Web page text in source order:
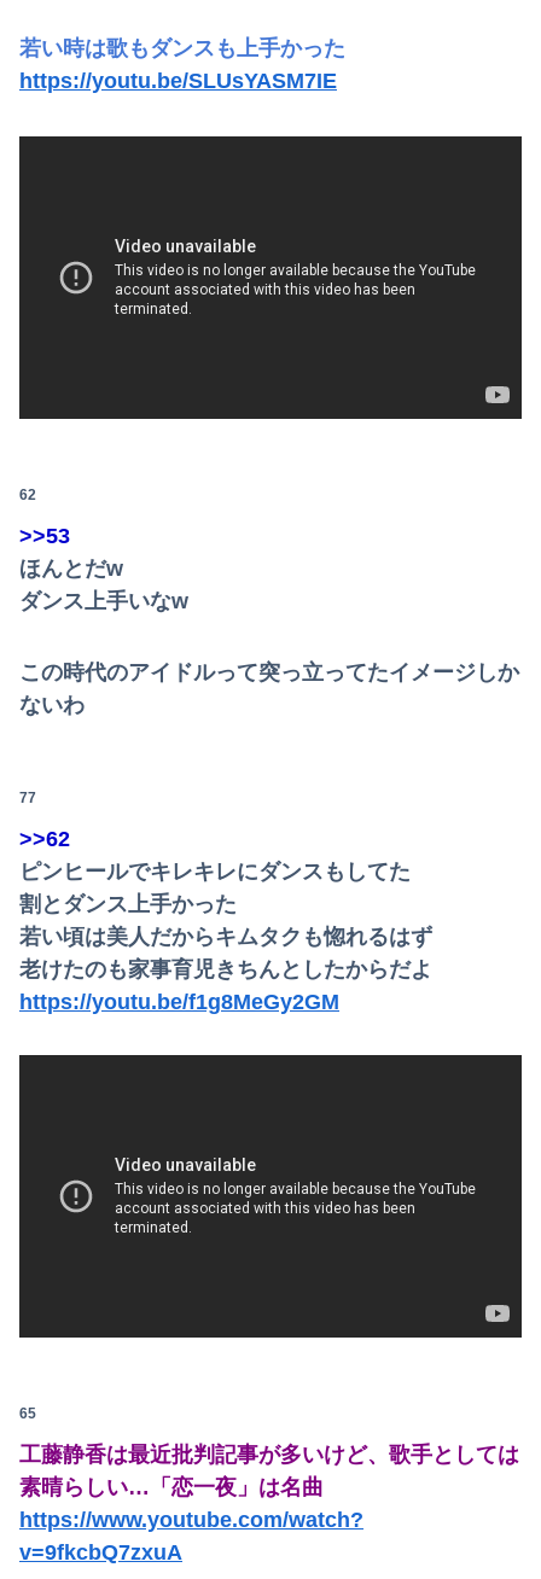
若い時は歌もダンスも上手かった
https://youtu.be/SLUsYASM7IE
62
>>53
ほんとだw
ダンス上手いなw
この時代のアイドルって突っ立ってたイメージしか
ないわ
77
>>62
ピンヒールでキレキレにダンスもしてた
割とダンス上手かった
若い頃は美人だからキムタクも惚れるはず
老けたのも家事育児きちんとしたからだよ
https://youtu.be/f1g8MeGy2GM
65
工藤静香は最近批判記事が多いけど、歌手としては
素晴らしい…「恋一夜」は名曲
https://www.youtube.com/watch?
v=9fkcbQ7zxuA